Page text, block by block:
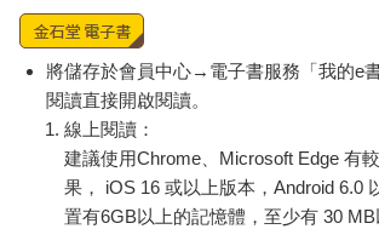
將儲存於會員中心→電子書服務「我的e
閱讀直接開啟閱讀。
線上閱讀：
建議使用Chrome、Microsoft Edge 有
果， iOS 16 或以上版本，Android 6.0
置有6GB以上的記憶體，至少有 30 MB